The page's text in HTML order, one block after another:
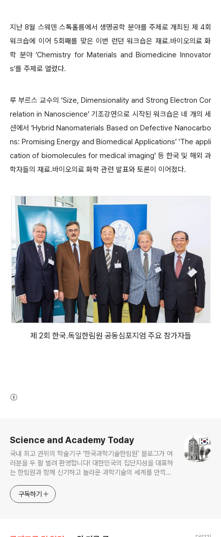
지난 8월 스웨덴 스톡홀름에서 생명공학 분야를 주제로 개최된 제 4회
워크숍에 이어 5회째를 맞은 이번 런던 워크숍은 재료․바이오의료 화
학 분야 ‘Chemistry for Materials and Biomedicine Innovator
s’를 주제로 열렸다.
루 부르스 교수의 'Size, Dimensionality and Strong Electron Cor
relation in Nanoscience' 기조강연으로 시작된 워크숍은 네 개의 세
션에서 ‘Hybrid Nanomaterials Based on Defective Nanocarbo
ns: Promising Energy and Biomedical Applications’ 'The appli
cation of biomolecules for medical imaging' 등 한국 및 해외 과
학자들의 재료․바이오의료 화학 관련 발표와 토론이 이어졌다.
제 2회 한국.독일한림원 공동심포지엄 주요 참가자들
Science and Academy Today
국내 최고 권위의 학술기구 ‘한국과학기술한림원’ 블로그가 여
러분을 두 팔 벌려 환영합니다! 대한민국의 집단지성을 대표하
는 한림원과 함께 신기하고 놀라운 과학기술의 세계를 만끽하
구독하기